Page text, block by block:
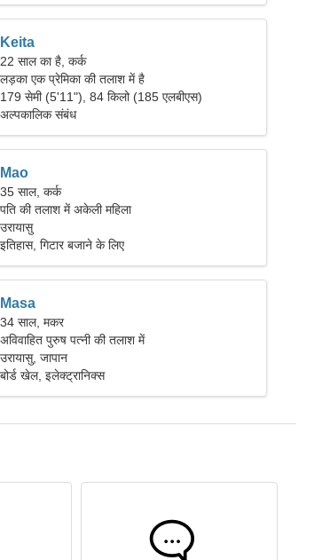
Keita
22 साल का है, कर्क
लड़का एक प्रेमिका की तलाश में है
179 सेमी (5'11"), 84 किलो (185 एलबीएस)
अल्पकालिक संबंध
Mao
35 साल, कर्क
पति की तलाश में अकेली महिला
उरायासु
इतिहास, गिटार बजाने के लिए
Masa
34 साल, मकर
अविवाहित पुरुष पत्नी की तलाश में
उरायासु, जापान
बोर्ड खेल, इलेक्ट्रानिक्स